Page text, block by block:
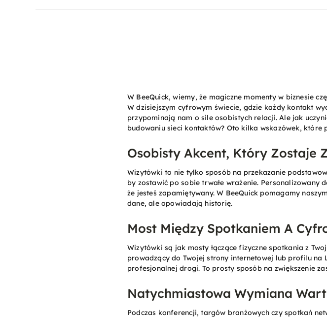
W BeeQuick, wiemy, że magiczne momenty w biznesie
W dzisiejszym cyfrowym świecie, gdzie każdy kontakt
przypominają nam o sile osobistych relacji. Ale jak
budowaniu sieci kontaktów? Oto kilka wskazówek, które
Osobisty Akcent, Który Zostaje
Wizytówki to nie tylko sposób na przekazanie
by zostawić po sobie trwałe wrażenie.
że jesteś zapamiętywany. W BeeQuick pomagamy
dane, ale opowiadają historię.
Most Między Spotkaniem A
Wizytówki są jak mosty łączące fizyczne spotkania z
prowadzący do Twojej strony internetowej lub profilu na
profesjonalnej drogi. To prosty sposób na zwiększenie
Natychmiastowa Wymiana
Podczas konferencji, targów branżowych czy spotkań